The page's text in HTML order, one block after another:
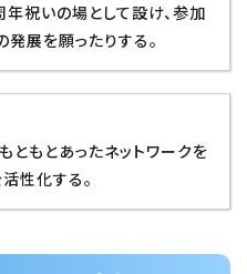
祝いの場として設け、参加
展を願ったりする。
ともとあったネットワークを
性化する。